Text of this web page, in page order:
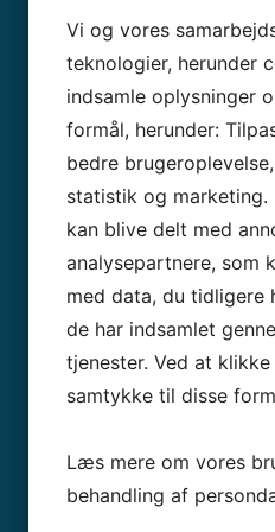
PRISMATCH
= DEN
365 DAGES
HOS
Butik Rødovre:
info@symaskinecenter.dk
- Islevdalvej 142 - 2610 Rødovre
Vi og vores
teknologier, herunder
indsamle oplysninger
formål, herunder:
bedre
statistik og marketing.
kan blive delt med
analysepartnere, som
med data, du tidligere
de har indsamlet
tjenester. Ved at
samtykke til disse
Læs mere om vores
behandling af